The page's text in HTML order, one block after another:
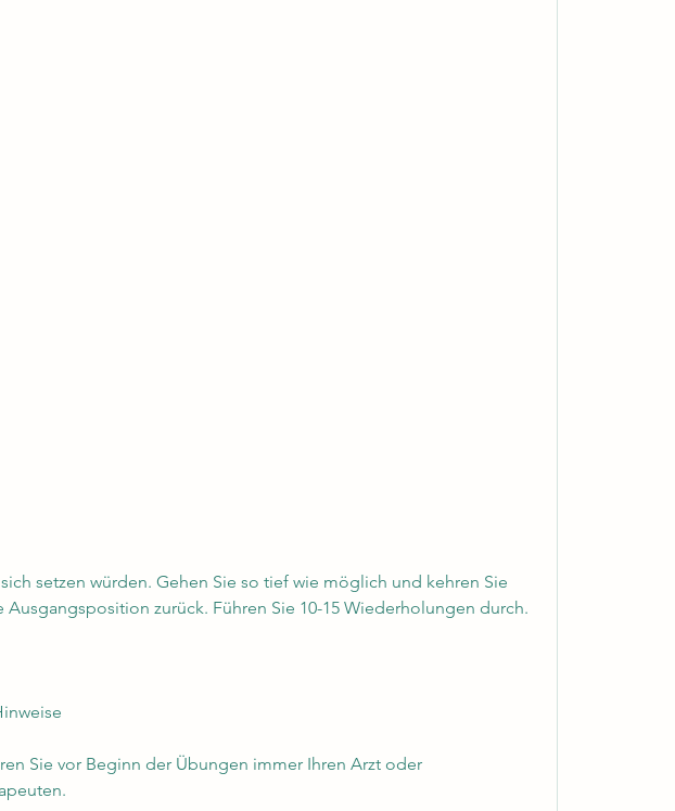
Ausgangsposition zurück. Führen Sie 10-15 Wiederholungen durch.
Sie vor Beginn der Übungen immer Ihren Arzt oder